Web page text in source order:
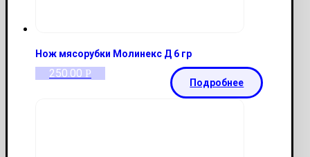
Нож мясорубки Молинекс Д 6 гр
250.00 Р
Подробнее